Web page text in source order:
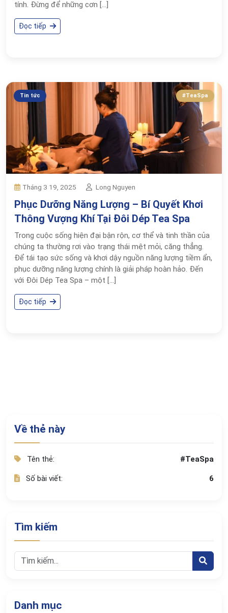
tính. Đừng để những cơn […]
Đọc tiếp
Tin tức #TeaSpa
Tháng 3 19, 2025 Long Nguyen
Phục Dưỡng Năng Lượng – Bí Quyết Khơi
Thông Vượng Khí Tại Đôi Dép Tea Spa
Trong cuộc sống hiện đại bận rộn, cơ thể và tinh thần của
chúng ta thường rơi vào trạng thái mệt mỏi, căng thẳng.
Để tái tạo sức sống và khơi dậy nguồn năng lượng tiềm ẩn,
phục dưỡng năng lượng chính là giải pháp hoàn hảo. Đến
với Đôi Dép Tea Spa – một […]
Đọc tiếp
Về thẻ này
Tên thẻ: #TeaSpa
Số bài viết: 6
Tìm kiếm
Danh mục